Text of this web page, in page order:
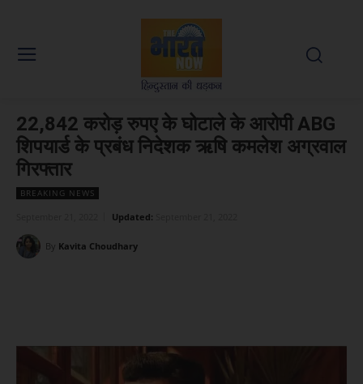
22,842 करोड़ रुपए के घोटाले के आरोपी ABG
शिपयार्ड के प्रबंध निदेशक ऋषि कमलेश अग्रवाल
गिरफ्तार
BREAKING NEWS
Updated:
By Kavita Choudhary